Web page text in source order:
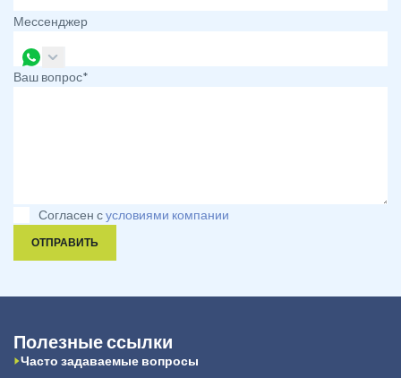
Мессенджер
Ваш вопрос*
Согласен сусловиями компании
ОТПРАВИТЬ
Полезные ссылки
Часто задаваемые вопросы